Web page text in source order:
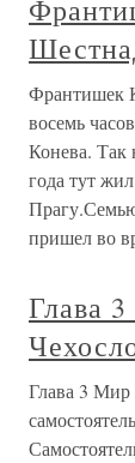
Франтишек
восемь
Конева. Так
года тут
пришел во
Глава
Глава 3 Мир